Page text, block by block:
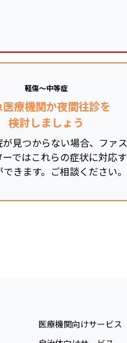
軽傷～中等症
療機関か夜間往診を
検討しましょう
見つからない場合、ファス
ーではこれらの症状に対応す
きます。ご相談ください。
医療機関向けサービス